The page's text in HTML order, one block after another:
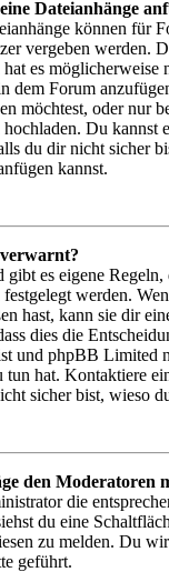
Dateianhänge
können für
vergeben werden.
es möglicherweise
dem Forum
möchtest, oder nur
Du kannst
du dir nicht sicher
kannst.
gibt es eigene Regeln,
werden.
hast, kann sie dir
dies die
und phpBB Limited
tun hat. Kontaktiere
sicher bist, wieso
den Moderatoren
die
du eine
zu melden. Du
geführt.